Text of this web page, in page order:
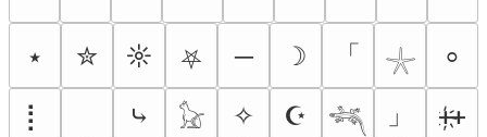
⭑ ✮ ☼ ⛧ ─ ☽ 「 𓇼
⸰
⡇
⤷ 𓃠 ✧ ☪ 𓆈 」 ᚐ҉ᚐ